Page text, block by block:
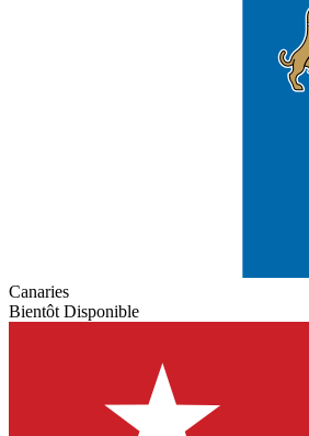
Canaries
Bientôt Disponible